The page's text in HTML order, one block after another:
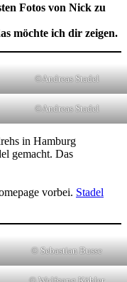
Fotos von Nick zu
möchte ich dir zeigen.
©Andreas Stadel
©Andreas Stadel
in Hamburg
gemacht. Das
vorbei. Stadel
© Sebastian Busse